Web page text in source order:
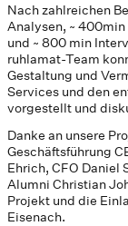
Nach zahlreichen
Analysen, ~
und ~ 800 min
ruhlamat-Team
Gestaltung und
Services und den
vorgestellt und
Danke an unsere
Geschäftsführung
Ehrich, CFO Daniel
Alumni Christian
Projekt und die
Eisenach.